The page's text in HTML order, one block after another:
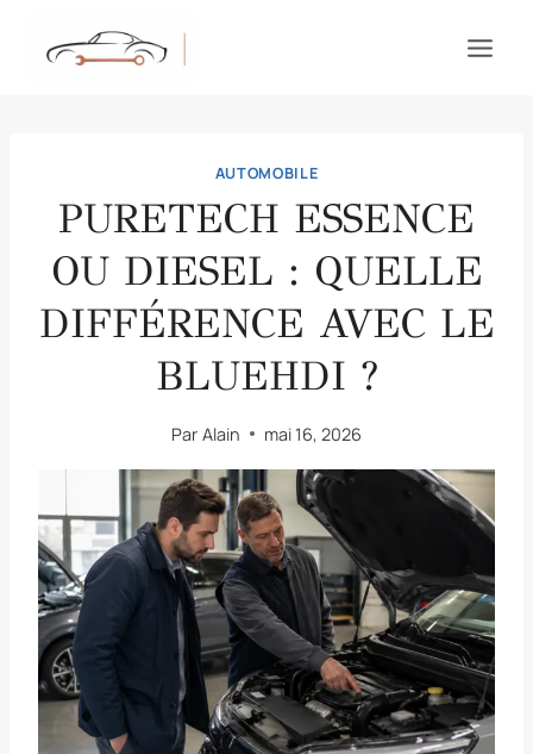
AUTOMOBILE
PURETECH ESSENCE
OU DIESEL : QUELLE
DIFFÉRENCE AVEC LE
BLUEHDI ?
Par Alain mai 16, 2026